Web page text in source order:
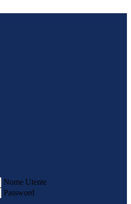
Nome Utente
Password